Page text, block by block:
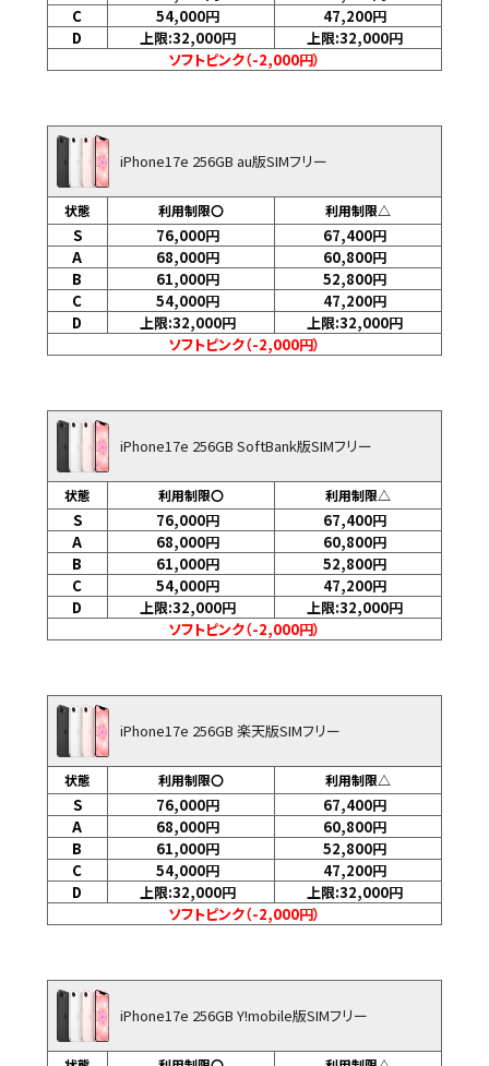
C
54,000円 47,200円
D
上限:32,000円 上限:32,000円
ソフトピンク（-2,000円）
iPhone17e 256GB au版SIMフリー
状態 利用制限〇 利用制限△
S 76,000円 67,400円
A
68,000円 60,800円
B
61,000円 52,800円
C
54,000円 47,200円
D
上限:32,000円 上限:32,000円
ソフトピンク（-2,000円）
iPhone17e 256GB SoftBank版SIMフリー
状態 利用制限〇 利用制限△
S 76,000円 67,400円
A
68,000円 60,800円
B
61,000円 52,800円
C
54,000円 47,200円
D
上限:32,000円 上限:32,000円
ソフトピンク（-2,000円）
iPhone17e 256GB 楽天版SIMフリー
状態 利用制限〇 利用制限△
S 76,000円 67,400円
A
68,000円 60,800円
B
61,000円 52,800円
C
54,000円 47,200円
D
上限:32,000円 上限:32,000円
ソフトピンク（-2,000円）
iPhone17e 256GB Y!mobile版SIMフリー